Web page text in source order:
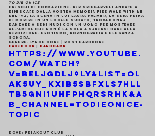
TO DIE ON ICE
Freschi di formazione. Per spiegarveli andate a
ripescare dalla vostra memoria Fire Walk With Me
del '92, la scena in cui Laura Palmer, la sera prima
di morire in un locale sudato, trova Donna
danzare a seni nudi con un uomo per mostrare
all'amica che non è la sola a sapersi dare alla
perdizione. Erotismo, pornografia e eleganza
sonora.
Genere: lynch core | post hardcore
Facebook
Bandcamp
https://www.youtube.
com/watch?
v=BELJgDlJ9lY&list=OL
AK5uy_kXib5SbfxLS7HlL
tb5GNI1uhfphQrsrhk&a
b_channel=TODIEONICE-
Topic
Dove : Freakout Club